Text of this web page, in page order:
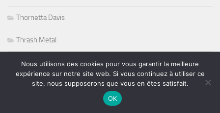
Thornetta Davis
Thrash Metal
Tiken Jah Fakoly
Titanic
Nous utilisons des cookies pour vous garantir la meilleure
expérience sur notre site web. Si vous continuez à utiliser ce
site, nous supposerons que vous en êtes satisfait.
OK